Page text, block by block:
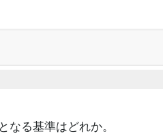
なる基準はどれか。